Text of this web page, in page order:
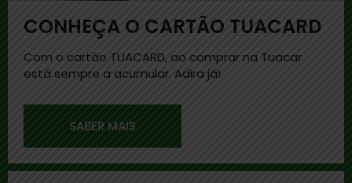
CONHEÇA O CARTÃO TUACARD
Com o cartão TUACARD, ao comprar na Tuacar
está sempre a acumular. Adira já!
SABER MAIS